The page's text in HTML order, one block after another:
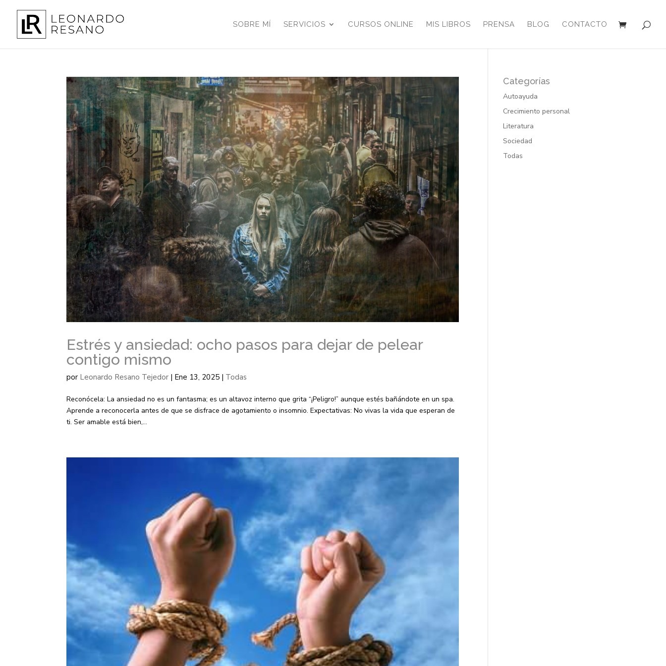
SOBRE MÍ SERVICIOS CURSOS ONLINE MIS LIBROS PRENSA BLOG CONTACTO
Estrés y ansiedad: ocho pasos para dejar de pelear
contigo mismo
por Leonardo Resano Tejedor | Ene 13, 2025 | Todas
Reconócela: La ansiedad no es un fantasma; es un altavoz interno que grita “¡Peligro!” aunque estés bañándote en un spa.
Aprende a reconocerla antes de que se disfrace de agotamiento o insomnio. Expectativas: No vivas la vida que esperan de
ti. Ser amable está bien,...
Categorías
Autoayuda
Crecimiento personal
Literatura
Sociedad
Todas